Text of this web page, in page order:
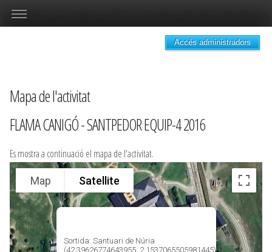
Accés administradors
Mapa de l'activitat
FLAMA CANIGÓ - SANTPEDOR EQUIP-4 2016
Es mostra a continuació el mapa de l'activitat.
Sortida: Santuari de Núria
(42.39626774643955, 2.1537065505981445)
Map Satellite